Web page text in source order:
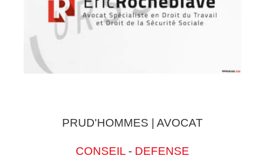
PRUD'HOMMES | AVOCAT
CONSEIL - DEFENSE